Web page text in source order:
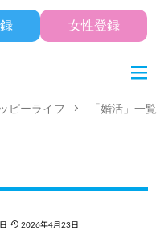
女性登録
ピーライフ 「婚活」一覧
2026年4月23日